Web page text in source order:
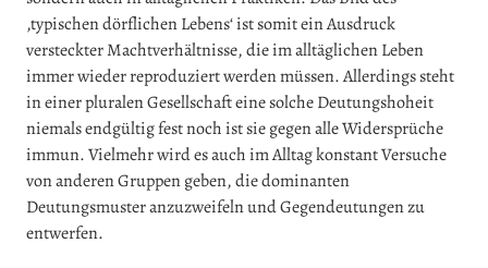
‚typischen dörflichen Lebens‘ ist somit ein Ausdruck
versteckter Machtverhältnisse, die im alltäglichen Leben
immer wieder reproduziert werden müssen. Allerdings steht
in einer pluralen Gesellschaft eine solche Deutungshoheit
niemals endgültig fest noch ist sie gegen alle Widersprüche
immun. Vielmehr wird es auch im Alltag konstant Versuche
von anderen Gruppen geben, die dominanten
Deutungsmuster anzuzweifeln und Gegendeutungen zu
entwerfen.